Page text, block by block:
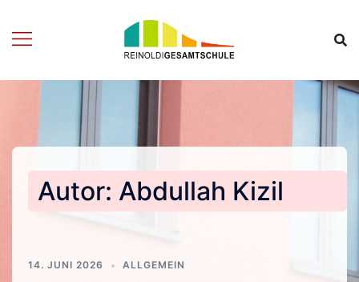
springen
Autor: Abdullah Kizil
14. JUNI 2026 ALLGEMEIN